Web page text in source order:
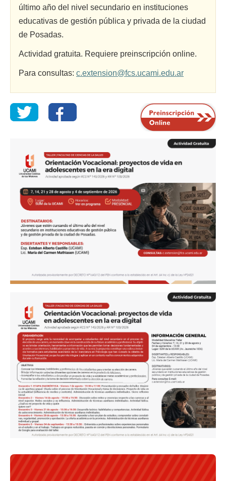
último año del nivel secundario en instituciones
educativas de gestión pública y privada de la ciudad
de Posadas.
Actividad gratuita. Requiere preinscripción online.
Para consultas: c.extension@fcs.ucami.edu.ar